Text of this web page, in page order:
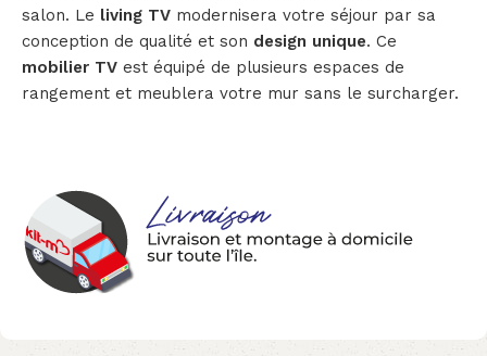
salon. Le living TV modernisera votre séjour par sa
conception de qualité et son design unique. Ce
mobilier TV est équipé de plusieurs espaces de
rangement et meublera votre mur sans le surcharger.